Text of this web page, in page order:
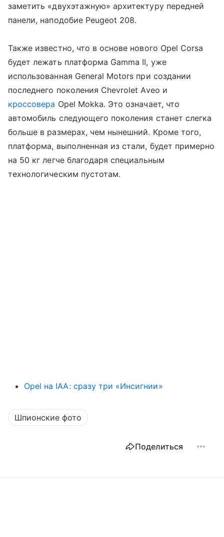
заметить «двухэтажную» архитектуру передней
панели, наподобие Peugeot 208.
Также известно, что в основе нового Opel Corsa
будет лежать платформа Gamma II, уже
использованная General Motors при создании
последнего поколения Chevrolet Aveo и
кроссовера Opel Mokka. Это означает, что
автомобиль следующего поколения станет слегка
больше в размерах, чем нынешний. Кроме того,
платформа, выполненная из стали, будет примерно
на 50 кг легче благодаря специальным
технологическим пустотам.
Opel на IAA: сразу три «Инсигнии»
Шпионские фото
Поделиться